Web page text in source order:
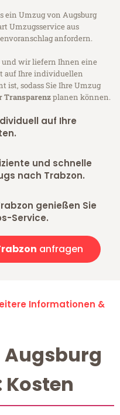
ein Umzug von Augsburg
Umzugsservice aus
anfordern.
und wir liefern Ihnen eine
auf Ihre individuellen
ist, sodass Sie Ihre Umzug
Transparenzplanen können.
auf Ihre
und schnelle
nach Trabzon.
genießen Sie
Service.
anfragen
Informationen &
Augsburg
Kosten